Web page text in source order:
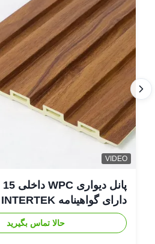
VIDEO
دارای گواهینامه SGS INTERTEK
حالا تماس بگیرید